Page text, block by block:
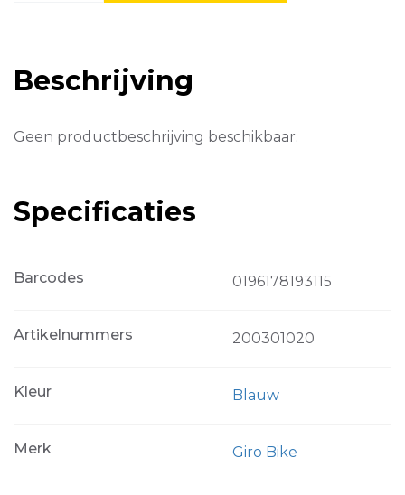
Blue/green
Towers
Beschrijving
Geen productbeschrijving beschikbaar.
Specificaties
Barcodes 0196178193115
Artikelnummers 200301020
Kleur Blauw
Merk Giro Bike